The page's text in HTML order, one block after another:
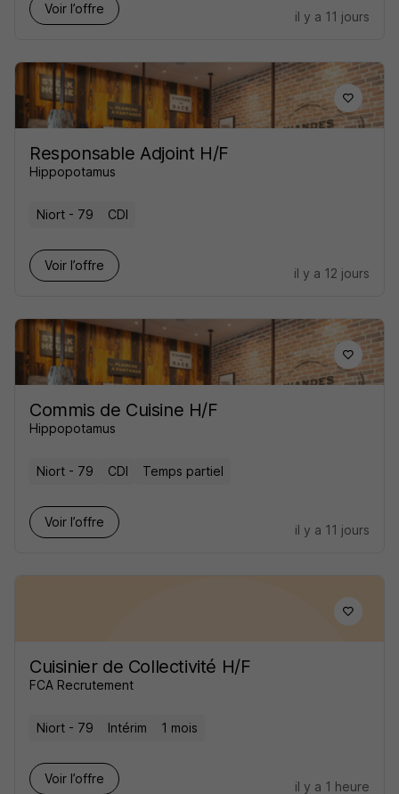
Voir l’offre
il y a 11 jours
Responsable Adjoint H/F
Hippopotamus
Niort - 79 CDI
Voir l’offre
il y a 12 jours
Commis de Cuisine H/F
Hippopotamus
Niort - 79 CDI Temps partiel
Voir l’offre
il y a 11 jours
Cuisinier de Collectivité H/F
FCA Recrutement
Niort - 79 Intérim 1 mois
Voir l’offre
il y a 1 heure